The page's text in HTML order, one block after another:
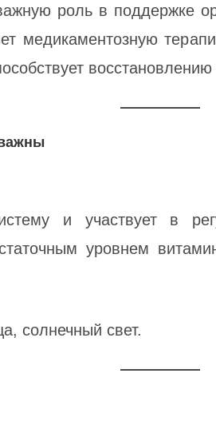
роль в поддержке
медикаментозную
восстановлению
и участвует в
уровнем
солнечный свет.